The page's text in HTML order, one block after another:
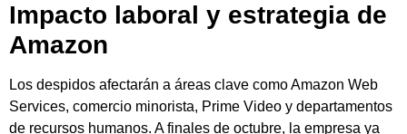
Impacto laboral y estrategia de
Amazon
Los despidos afectarán a áreas clave como Amazon Web
Services, comercio minorista, Prime Video y departamentos
de recursos humanos. A finales de octubre, la empresa ya